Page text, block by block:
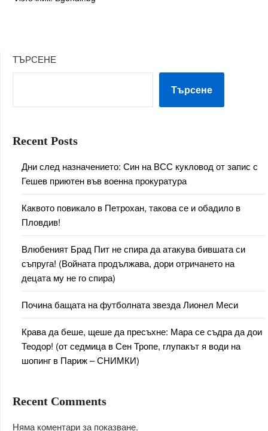
ТЪРСЕНЕ
Търсене
Recent Posts
Дни след назначението: Син на ВСС кукловод от запис с
Гешев приютен във военна прокуратура
Каквото повикало в Петрохан, такова се и обадило в
Пловдив!
Влюбеният Брад Пит не спира да атакува бившата си
съпруга! (Войната продължава, дори отричането на
децата му не го спира)
Почина бащата на футболната звезда Лионел Меси
Крава да беше, щеше да пресъхне: Мара се съдра да дои
Теодор! (от седмица в Сен Тропе, глупакът я води на
шопинг в Париж – СНИМКИ)
Recent Comments
Няма коментари за показване.